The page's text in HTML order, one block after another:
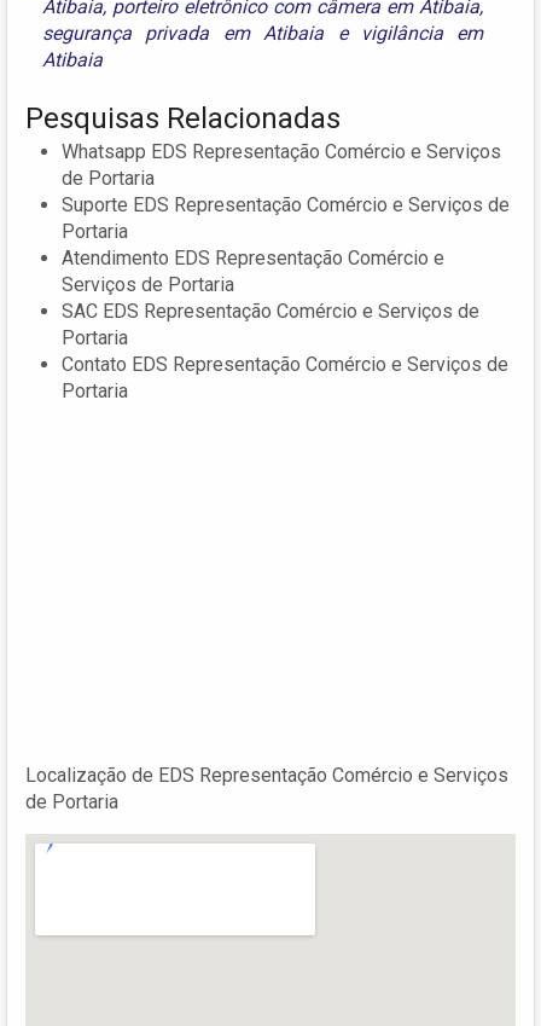
Atibaia, porteiro eletrônico com câmera em Atibaia,
segurança privada em Atibaia e vigilância em
Atibaia
Pesquisas Relacionadas
Whatsapp EDS Representação Comércio e Serviços
de Portaria
Suporte EDS Representação Comércio e Serviços de
Portaria
Atendimento EDS Representação Comércio e
Serviços de Portaria
SAC EDS Representação Comércio e Serviços de
Portaria
Contato EDS Representação Comércio e Serviços de
Portaria
Localização de EDS Representação Comércio e Serviços
de Portaria